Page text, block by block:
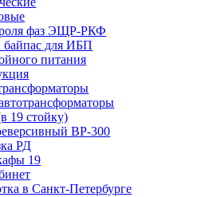
фаз ЭЩР-РКФ
для ИБП
питания
19 стойку)
ВР-300
РД
19
в Санкт-Петербурге